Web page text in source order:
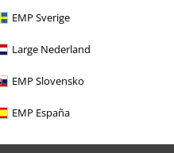
EMP Sverige
Large Nederland
EMP Slovensko
EMP España